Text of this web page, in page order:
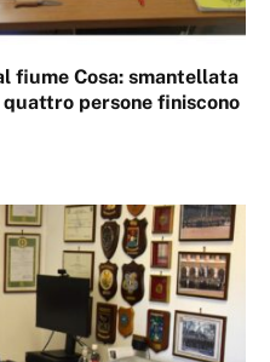
fiume Cosa: smantellata
persone finiscono